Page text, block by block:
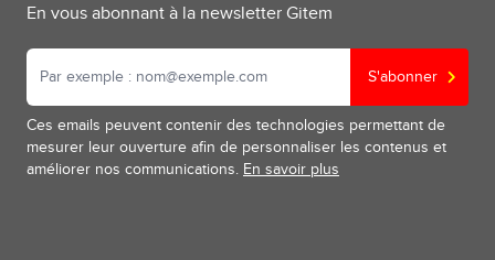
En vous abonnant à la newsletter Gitem
S'abonner
Ces emails peuvent contenir des technologies permettant de
mesurer leur ouverture afin de personnaliser les contenus et
améliorer nos communications. En savoir plus